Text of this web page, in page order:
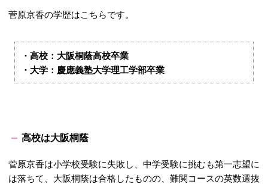
菅原京香の学歴はこちらです。
・高校：大阪桐蔭高校卒業
・大学：慶應義塾大学理工学部卒業
高校は大阪桐蔭
菅原京香は小学校受験に失敗し、中学受験に挑むも第一志望に
は落ちて、大阪桐蔭は合格したものの、難関コースの英数選抜